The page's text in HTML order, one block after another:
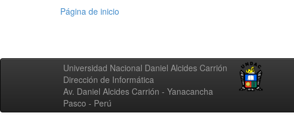
Página de inicio
Universidad Nacional Daniel Alcides Carrión
Dirección de Informática
Av. Daniel Alcides Carrión - Yanacancha
Pasco - Perú